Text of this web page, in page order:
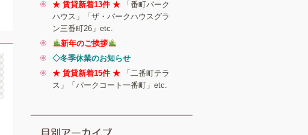
★ 賃貸新着13件 ★
「番町パーク
ハウス」「ザ・パークハウスグラ
ン三番町26」etc.
新年のご挨拶
◇冬季休業のお知らせ
★ 賃貸新着15件 ★
「二番町テラ
ス」「パークコート一番町」etc.